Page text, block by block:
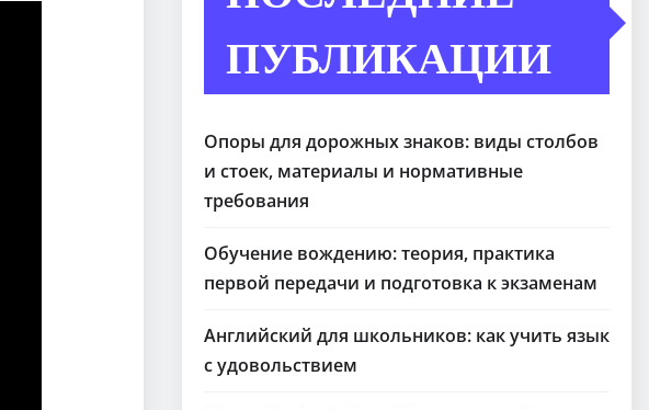
ПУБЛИКАЦИИ
Опоры для дорожных знаков: виды столбов
и стоек, материалы и нормативные
требования
Обучение вождению: теория, практика
первой передачи и подготовка к экзаменам
Английский для школьников: как учить язык
с удовольствием